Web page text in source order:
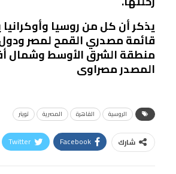
يذكر أن كل من روسيا
قائمة مصدري القمح لمصر
منطقة الشرق الأوسط وشمال
المصدر مصراوى
الروسية القاهرة المصرية تويتر
شارك Facebook
Twitter